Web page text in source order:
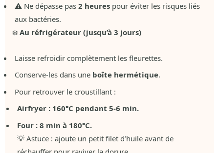
⚠️ Ne dépasse pas 2 heures pour éviter les risques liés
aux bactéries.
❄️ Au réfrigérateur (jusqu’à 3 jours)
Laisse refroidir complètement les fleurettes.
Conserve-les dans une boîte hermétique.
Pour retrouver le croustillant :
Airfryer : 160°C pendant 5-6 min.
Four : 8 min à 180°C.
💡 Astuce : ajoute un petit filet d’huile avant de